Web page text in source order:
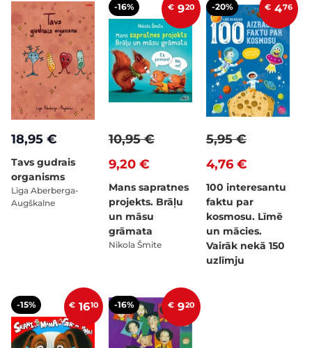
18,95 €
Tavs gudrais
organisms
Līga Aberberga-
Augškalne
-16% € 920
9,20 €
10,95 €
Mans sapratnes
projekts. Brāļu
un māsu
grāmata
Nikola Šmite
-20% € 476
4,76 €
5,95 €
100 interesantu
faktu par
kosmosu. Līmē
un mācies.
Vairāk nekā 150
uzlīmju
-15% € 1610 -16% € 920